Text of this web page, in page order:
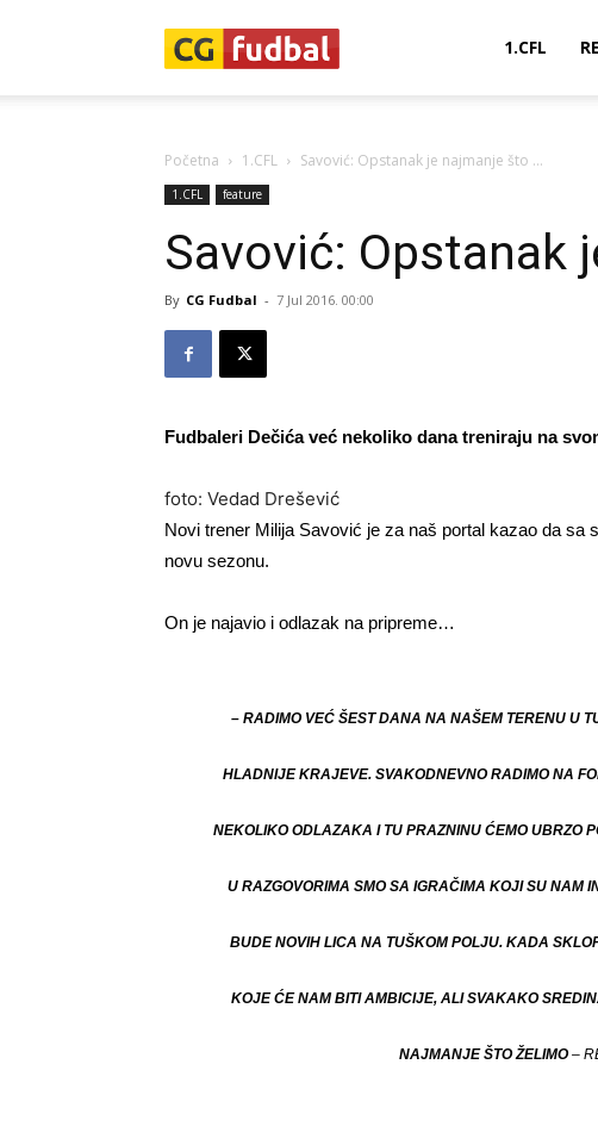
1.CFL
Početna 1.CFL Savović: Opstanak je najmanje što …
1.CFL feature
Savović: Opstanak
By CG Fudbal - 7 Jul 2016. 00:00
Fudbaleri Dečića već nekoliko dana treniraju na
foto: Vedad Drešević
Novi trener Milija Savović je za naš portal kazao da sa
novu sezonu.
On je najavio i odlazak na pripreme…
– RADIMO VEĆ ŠEST DANA NA NAŠEM TERENU U
HLADNIJE KRAJEVE. SVAKODNEVNO RADIMO NA
NEKOLIKO ODLAZAKA I TU PRAZNINU ĆEMO UBRZO
U RAZGOVORIMA SMO SA IGRAČIMA KOJI SU NAM
BUDE NOVIH LICA NA TUŠKOM POLJU. KADA
KOJE ĆE NAM BITI AMBICIJE, ALI SVAKAKO
NAJMANJE ŠTO ŽELIMO–